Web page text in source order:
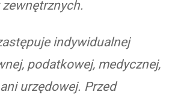
indywidualnej
podatkowej, medycznej,
urzędowej. Przed